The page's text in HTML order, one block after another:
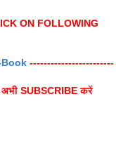
ON FOLLOWING
------------------------
SUBSCRIBE करें